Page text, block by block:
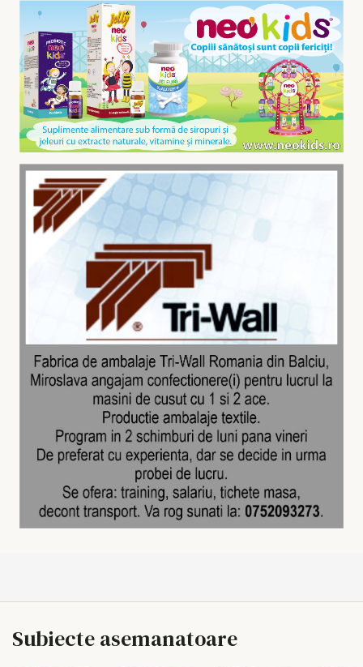
Subiecte asemanatoare